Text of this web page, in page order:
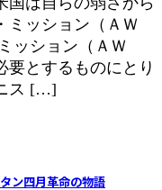
ミッション（ＡＷ
ッション（ＡＷ
要とするものにとり
ス […]
ン四月革命の物語